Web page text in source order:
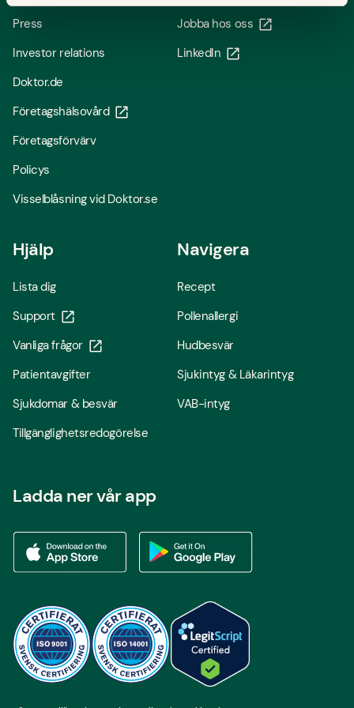
Press
Investor relations
Doktor.de
Företagshälsovård
Företagsförvärv
Policys
Visselblåsning vid Doktor.se
Jobba hos oss
LinkedIn
Hjälp
Lista dig
Support
Vanliga frågor
Patientavgifter
Sjukdomar & besvär
Tillgänglighetsredogörelse
Navigera
Recept
Pollenallergi
Hudbesvär
Sjukintyg & Läkarintyg
VAB-intyg
Ladda ner vår app